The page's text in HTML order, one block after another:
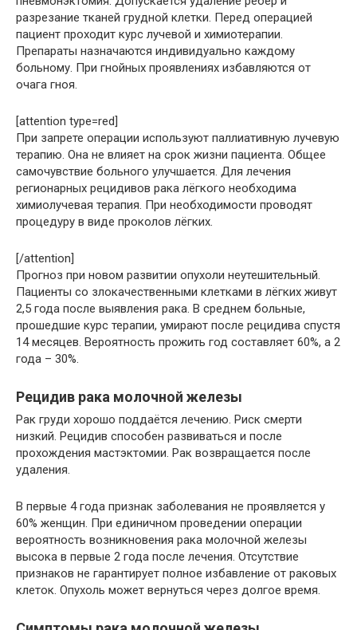
разрезание тканей грудной клетки. Перед операцией
пациент проходит курс лучевой и химиотерапии.
Препараты назначаются индивидуально каждому
больному. При гнойных проявлениях избавляются от
очага гноя.
[attention type=red]
При запрете операции используют паллиативную лучевую
терапию. Она не влияет на срок жизни пациента. Общее
самочувствие больного улучшается. Для лечения
регионарных рецидивов рака лёгкого необходима
химиолучевая терапия. При необходимости проводят
процедуру в виде проколов лёгких.
[/attention]
Прогноз при новом развитии опухоли неутешительный.
Пациенты со злокачественными клетками в лёгких живут
2,5 года после выявления рака. В среднем больные,
прошедшие курс терапии, умирают после рецидива спустя
14 месяцев. Вероятность прожить год составляет 60%, а 2
года – 30%.
Рецидив рака молочной железы
Рак груди хорошо поддаётся лечению. Риск смерти
низкий. Рецидив способен развиваться и после
прохождения мастэктомии. Рак возвращается после
удаления.
В первые 4 года признак заболевания не проявляется у
60% женщин. При единичном проведении операции
вероятность возникновения рака молочной железы
высока в первые 2 года после лечения. Отсутствие
признаков не гарантирует полное избавление от раковых
клеток. Опухоль может вернуться через долгое время.